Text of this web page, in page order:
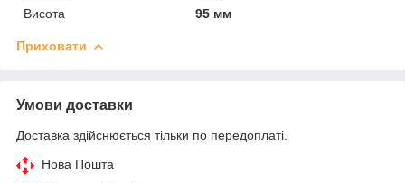
Висота
95 мм
Приховати
Умови доставки
Доставка здійснюється тільки по передоплаті.
Нова Пошта